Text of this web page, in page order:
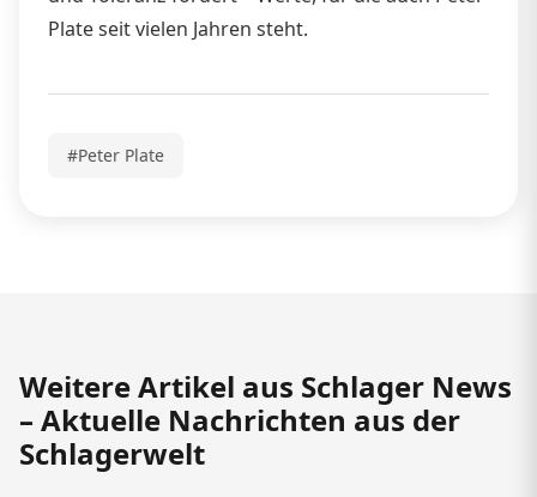
Plate seit vielen Jahren steht.
#Peter Plate
Weitere Artikel aus Schlager News
– Aktuelle Nachrichten aus der
Schlagerwelt